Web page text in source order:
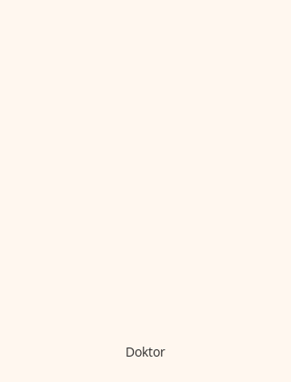
Doktor